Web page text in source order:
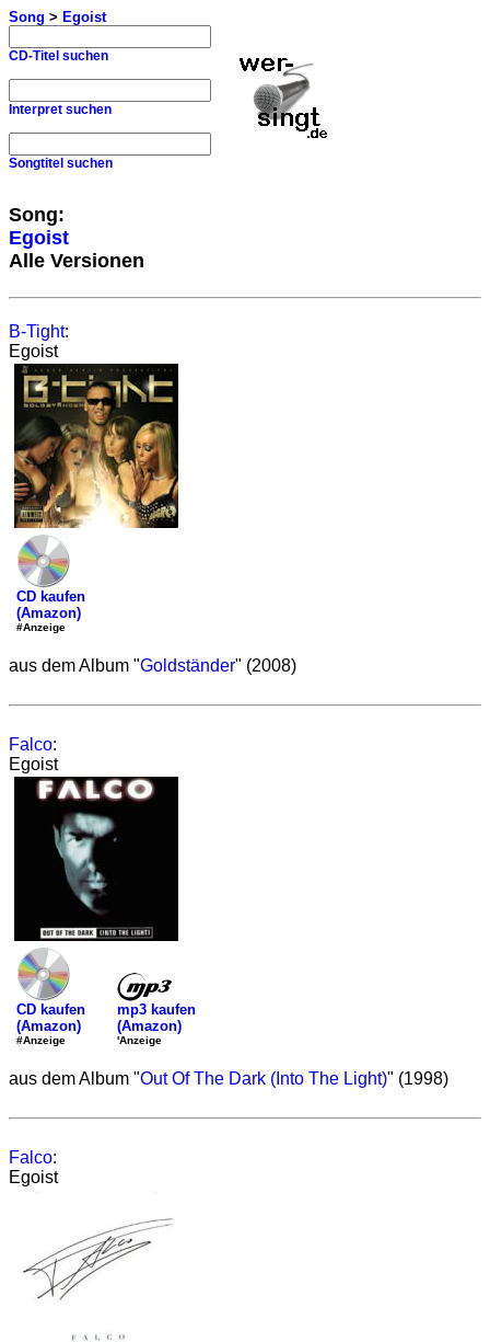
Song > Egoist
CD-Titel suchen
Interpret suchen
Songtitel suchen
Song:
Egoist
Alle Versionen
B-Tight:
Egoist
CD kaufen
(Amazon)
#Anzeige
aus dem Album "Goldständer" (2008)
Falco:
Egoist
CD kaufen
(Amazon)
#Anzeige
mp3 kaufen
(Amazon)
'Anzeige
aus dem Album "Out Of The Dark (Into The Light)" (1998)
Falco:
Egoist